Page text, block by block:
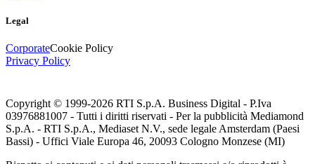
Legal
CorporateCookie Policy
Privacy Policy
Copyright © 1999-2026 RTI S.p.A. Business Digital - P.Iva
03976881007 - Tutti i diritti riservati - Per la pubblicità Mediamond
S.p.A. - RTI S.p.A., Mediaset N.V., sede legale Amsterdam (Paesi
Bassi) - Uffici Viale Europa 46, 20093 Cologno Monzese (MI)